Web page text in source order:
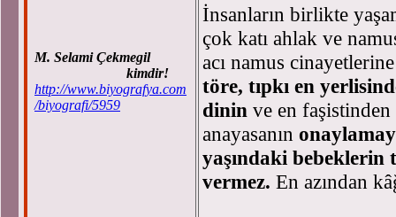
M. Selami Çekmegil
kimdir!
http://www.biyografya.com
/biyografi/5959
İnsanların birlikte
çok katı ahlak ve
acı namus
töre, tıpkı en
dinin ve en
anayasanın
yaşındaki bebeklerin
vermez. En azından